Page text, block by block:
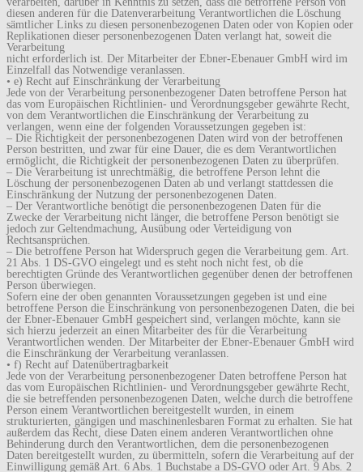
diesen anderen für die Datenverarbeitung Verantwortlichen die Löschung
sämtlicher Links zu diesen personenbezogenen Daten oder von Kopien oder
Replikationen dieser personenbezogenen Daten verlangt hat, soweit die
Verarbeitung
nicht erforderlich ist. Der Mitarbeiter der Ebner-Ebenauer GmbH wird im
Einzelfall das Notwendige veranlassen.
• e) Recht auf Einschränkung der Verarbeitung
Jede von der Verarbeitung personenbezogener Daten betroffene Person hat
das vom Europäischen Richtlinien- und Verordnungsgeber gewährte Recht,
von dem Verantwortlichen die Einschränkung der Verarbeitung zu
verlangen, wenn eine der folgenden Voraussetzungen gegeben ist:
– Die Richtigkeit der personenbezogenen Daten wird von der betroffenen
Person bestritten, und zwar für eine Dauer, die es dem Verantwortlichen
ermöglicht, die Richtigkeit der personenbezogenen Daten zu überprüfen.
– Die Verarbeitung ist unrechtmäßig, die betroffene Person lehnt die
Löschung der personenbezogenen Daten ab und verlangt stattdessen die
Einschränkung der Nutzung der personenbezogenen Daten.
– Der Verantwortliche benötigt die personenbezogenen Daten für die
Zwecke der Verarbeitung nicht länger, die betroffene Person benötigt sie
jedoch zur Geltendmachung, Ausübung oder Verteidigung von
Rechtsansprüchen.
– Die betroffene Person hat Widerspruch gegen die Verarbeitung gem. Art.
21 Abs. 1 DS-GVO eingelegt und es steht noch nicht fest, ob die
berechtigten Gründe des Verantwortlichen gegenüber denen der betroffenen
Person überwiegen.
Sofern eine der oben genannten Voraussetzungen gegeben ist und eine
betroffene Person die Einschränkung von personenbezogenen Daten, die bei
der Ebner-Ebenauer GmbH gespeichert sind, verlangen möchte, kann sie
sich hierzu jederzeit an einen Mitarbeiter des für die Verarbeitung
Verantwortlichen wenden. Der Mitarbeiter der Ebner-Ebenauer GmbH wird
die Einschränkung der Verarbeitung veranlassen.
• f) Recht auf Datenübertragbarkeit
Jede von der Verarbeitung personenbezogener Daten betroffene Person hat
das vom Europäischen Richtlinien- und Verordnungsgeber gewährte Recht,
die sie betreffenden personenbezogenen Daten, welche durch die betroffene
Person einem Verantwortlichen bereitgestellt wurden, in einem
strukturierten, gängigen und maschinenlesbaren Format zu erhalten. Sie hat
außerdem das Recht, diese Daten einem anderen Verantwortlichen ohne
Behinderung durch den Verantwortlichen, dem die personenbezogenen
Daten bereitgestellt wurden, zu übermitteln, sofern die Verarbeitung auf der
Einwilligung gemäß Art. 6 Abs. 1 Buchstabe a DS-GVO oder Art. 9 Abs. 2